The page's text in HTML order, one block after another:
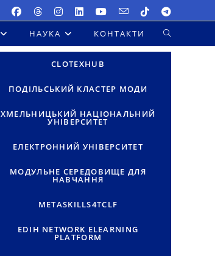
НАУКА КОНТАКТИ
CLOTEXHUB
ПОДІЛЬСЬКИЙ КЛАСТЕР МОДИ
ХМЕЛЬНИЦЬКИЙ НАЦІОНАЛЬНИЙ
УНІВЕРСИТЕТ
ЕЛЕКТРОННИЙ УНІВЕРСИТЕТ
МОДУЛЬНЕ СЕРЕДОВИЩЕ ДЛЯ
НАВЧАННЯ
METASKILLS4TCLF
EDIH NETWORK ELEARNING
PLATFORM